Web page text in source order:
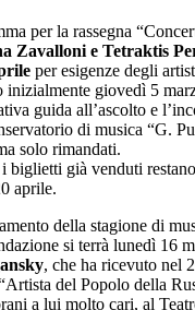
per la rassegna
Zavalloni e Tetraktis
per esigenze degli
inizialmente giovedì 5
guida all’ascolto e
di musica “G.
solo rimandati.
biglietti già venduti
aprile.
della stagione di
si terrà lunedì 16
, che ha ricevuto nel
del Popolo della
a lui molto cari, al